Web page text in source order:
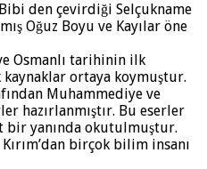
Bibi den çevirdiği Selçukname
Oğuz Boyu ve Kayılar öne
Osmanlı tarihinin ilk
ortaya koymuştur.
Muhammediye ve
hazırlanmıştır. Bu eserler
bir yanında okutulmuştur.
birçok bilim insanı